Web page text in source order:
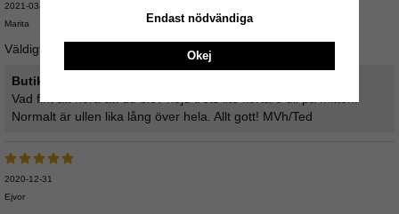
2021-03-14
Marita
Väldigt kort hår i mitten över hela annars fin.
Butikens svar:
Vad fint att höra att du blev nöjd trots lite kortare ull på mitten.
Normalt är ullen lika lång över hela. Allt gott! MVh/Ted
2020-12-31
Ejvor
Endast nödvändiga
Okej